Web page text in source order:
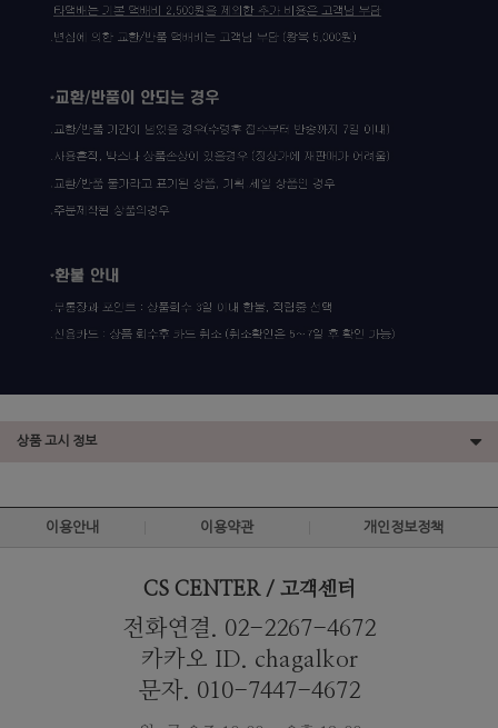
상품 고시 정보
이용안내 이용약관 개인정보정책
CS CENTER / 고객센터
전화연결. 02-2267-4672
카카오 ID. chagalkor
문자. 010-7447-4672